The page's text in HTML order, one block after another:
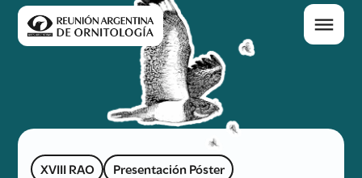
XVIII RAO Presentación Póster